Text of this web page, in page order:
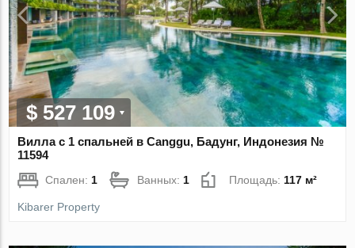
$ 527 109
Вилла с 1 спальней в Canggu, Бадунг, Индонезия №
11594
Спален: 1 Ванных: 1 Площадь: 117 м²
Kibarer Property